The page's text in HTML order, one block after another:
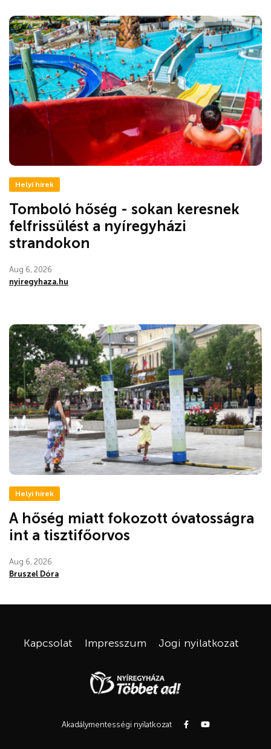
Helyi hírek
Tomboló hőség - sokan keresnek
felfrissülést a nyíregyházi
strandokon
Aug 6, 2026
nyiregyhaza.hu
Helyi hírek
A hőség miatt fokozott óvatosságra
int a tisztifőorvos
Aug 6, 2026
Bruszel Dóra
Kapcsolat Impresszum Jogi nyilatkozat
Akadálymentességi nyilatkozat